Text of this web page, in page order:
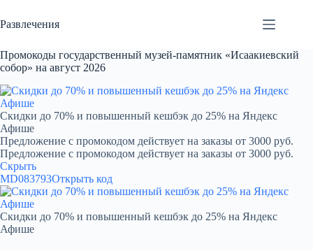
к
сути
Развлечения
Промокоды государственный музей-памятник «Исаакиевский
собор» на август 2026
Скидки до 70% и повышенный кешбэк до 25% на Яндекс
Афише
Предложение с промокодом действует на заказы от 3000 руб.
Предложение с промокодом действует на заказы от 3000 руб.
Скрыть
MD083793Открыть код
Скидки до 70% и повышенный кешбэк до 25% на Яндекс
Афише